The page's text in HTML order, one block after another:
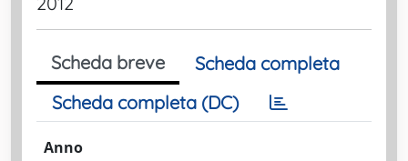
Scheda breve
Scheda completa
Scheda completa (DC)
Anno